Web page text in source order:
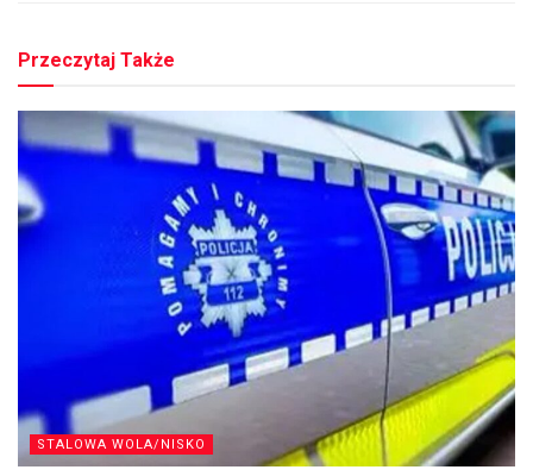
Przeczytaj Także
STALOWA WOLA/NISKO